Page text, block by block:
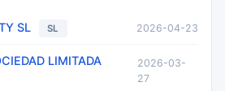
SL SL 2026-04-23
LIMITADA
2026-03-
27